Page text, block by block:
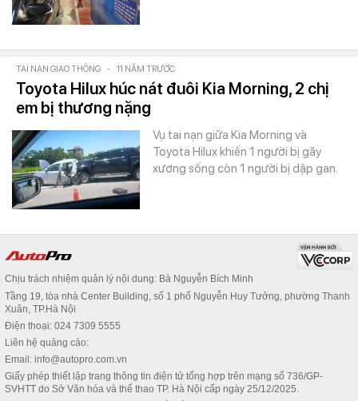
TAI NẠN GIAO THÔNG - 11 NĂM TRƯỚC
Toyota Hilux húc nát đuôi Kia Morning, 2 chị
em bị thương nặng
Vụ tai nạn giữa Kia Morning và
Toyota Hilux khiến 1 người bị gãy
xương sống còn 1 người bị dập gan.
Chịu trách nhiệm quản lý nội dung: Bà Nguyễn Bích Minh
Tầng 19, tòa nhà Center Building, số 1 phố Nguyễn Huy Tưởng, phường Thanh
Xuân, TP.Hà Nội
Điện thoại: 024 7309 5555
Liên hệ quảng cáo:
Email: info@autopro.com.vn
Giấy phép thiết lập trang thông tin điện tử tổng hợp trên mạng số 736/GP-
SVHTT do Sở Văn hóa và thể thao TP. Hà Nội cấp ngày 25/12/2025.